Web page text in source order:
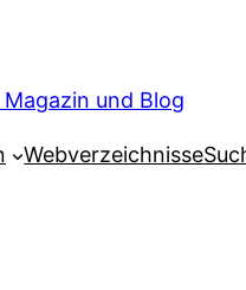
und Blog
Webverzeichnisse